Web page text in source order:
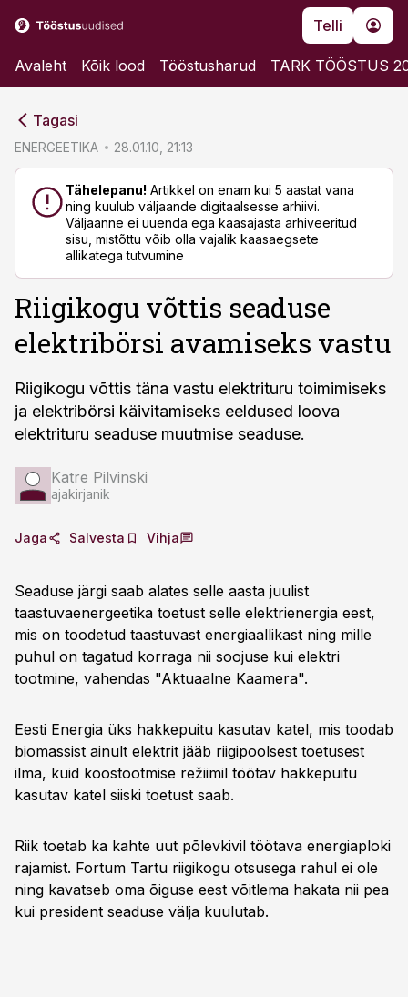
Telli
Avaleht Kõik lood Tööstusharud TARK TÖÖSTUS
Tagasi
ENERGEETIKA 28.01.10, 21:13
Tähelepanu! Artikkel on enam kui 5 aastat vana
ning kuulub väljaande digitaalsesse arhiivi.
Väljaanne ei uuenda ega kaasajasta arhiveeritud
sisu, mistõttu võib olla vajalik kaasaegsete
allikatega tutvumine
Riigikogu võttis seaduse
elektribörsi avamiseks vastu
Riigikogu võttis täna vastu elektrituru toimimiseks
ja elektribörsi käivitamiseks eeldused loova
elektrituru seaduse muutmise seaduse.
Katre Pilvinski
ajakirjanik
Jaga Salvesta Vihja
Seaduse järgi saab alates selle aasta juulist
taastuvaenergeetika toetust selle elektrienergia eest,
mis on toodetud taastuvast energiaallikast ning mille
puhul on tagatud korraga nii soojuse kui elektri
tootmine, vahendas "Aktuaalne Kaamera".
Eesti Energia üks hakkepuitu kasutav katel, mis toodab
biomassist ainult elektrit jääb riigipoolsest toetusest
ilma, kuid koostootmise režiimil töötav hakkepuitu
kasutav katel siiski toetust saab.
Riik toetab ka kahte uut põlevkivil töötava energiaploki
rajamist. Fortum Tartu riigikogu otsusega rahul ei ole
ning kavatseb oma õiguse eest võitlema hakata nii pea
kui president seaduse välja kuulutab.